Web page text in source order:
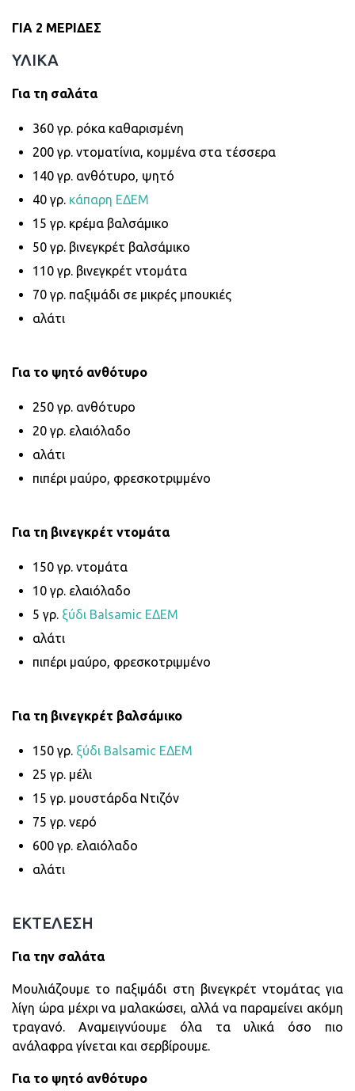
ΓΙΑ 2 ΜΕΡΙΔΕΣ
ΥΛΙΚΑ
Για τη σαλάτα
360 γρ. ρόκα καθαρισμένη
200 γρ. ντοματίνια, κομμένα στα τέσσερα
140 γρ. ανθότυρο, ψητό
40 γρ. κάπαρη ΕΔΕΜ
15 γρ. κρέμα βαλσάμικο
50 γρ. βινεγκρέτ βαλσάμικο
110 γρ. βινεγκρέτ ντομάτα
70 γρ. παξιμάδι σε μικρές μπουκιές
αλάτι
Για το ψητό ανθότυρο
250 γρ. ανθότυρο
20 γρ. ελαιόλαδο
αλάτι
πιπέρι μαύρο, φρεσκοτριμμένο
Για τη βινεγκρέτ ντομάτα
150 γρ. ντομάτα
10 γρ. ελαιόλαδο
5 γρ. ξύδι Balsamic ΕΔΕΜ
αλάτι
πιπέρι μαύρο, φρεσκοτριμμένο
Για τη βινεγκρέτ βαλσάμικο
150 γρ. ξύδι Balsamic ΕΔΕΜ
25 γρ. μέλι
15 γρ. μουστάρδα Ντιζόν
75 γρ. νερό
600 γρ. ελαιόλαδο
αλάτι
ΕΚΤΕΛΕΣΗ
Για την σαλάτα
Μουλιάζουμε το παξιμάδι στη βινεγκρέτ ντομάτας για
λίγη ώρα μέχρι να μαλακώσει, αλλά να παραμείνει ακόμη
τραγανό. Αναμειγνύουμε όλα τα υλικά όσο πιο
ανάλαφρα γίνεται και σερβίρουμε.
Για το ψητό ανθότυρο